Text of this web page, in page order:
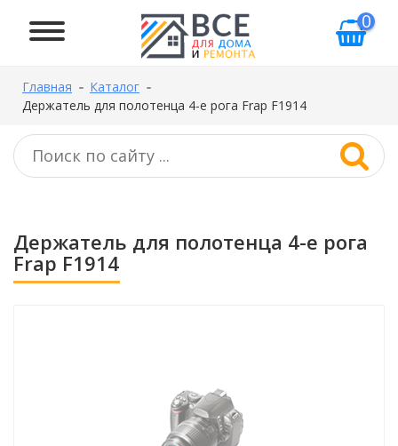
0
Главная
Каталог
Держатель для полотенца 4-е рога Frap F1914
Держатель для полотенца 4-е рога
Frap F1914